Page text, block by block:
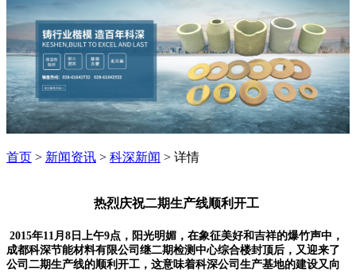
首页 > 新闻资讯 > 科深新闻 > 详情
热烈庆祝二期生产线顺利开工
2015年11月8日上午9点，阳光明媚，在象征美好和吉祥的爆竹声中，
成都科深节能材料有限公司继二期检测中心综合楼封顶后，又迎来了
公司二期生产线的顺利开工，这意味着科深公司生产基地的建设又向